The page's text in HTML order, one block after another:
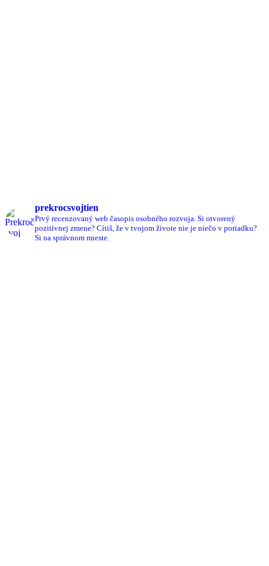
prekrocsvojtien
Prvý recenzovaný web časopis osobného rozvoja. Si otvorený
pozitívnej zmene? Cítiš, že v tvojom živote nie je niečo v poriadku?
Si na správnom mieste.